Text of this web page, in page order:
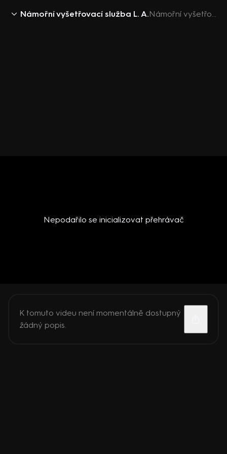
Námořní vyšetřovací služba L. A. Námořní vyšetřovací služba L. A. VII (5) - upoutávka
Nepodařilo se inicializovat přehrávač
K tomuto videu není momentálně dostupný
žádný popis.